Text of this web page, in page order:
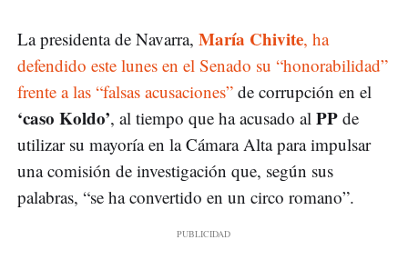
La presidenta de Navarra, María Chivite, ha
defendido este lunes en el Senado su “honorabilidad”
frente a las “falsas acusaciones” de corrupción en el
‘caso Koldo’, al tiempo que ha acusado al PP de
utilizar su mayoría en la Cámara Alta para impulsar
una comisión de investigación que, según sus
palabras, “se ha convertido en un circo romano”.